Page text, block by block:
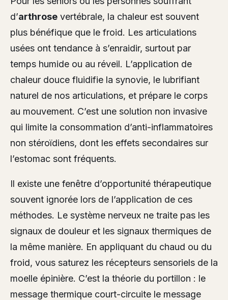
d’arthrose vertébrale, la chaleur est souvent
plus bénéfique que le froid. Les articulations
usées ont tendance à s’enraidir, surtout par
temps humide ou au réveil. L’application de
chaleur douce fluidifie la synovie, le lubrifiant
naturel de nos articulations, et prépare le corps
au mouvement. C’est une solution non invasive
qui limite la consommation d’anti-inflammatoires
non stéroïdiens, dont les effets secondaires sur
l’estomac sont fréquents.
Il existe une fenêtre d’opportunité thérapeutique
souvent ignorée lors de l’application de ces
méthodes. Le système nerveux ne traite pas les
signaux de douleur et les signaux thermiques de
la même manière. En appliquant du chaud ou du
froid, vous saturez les récepteurs sensoriels de la
moelle épinière. C’est la théorie du portillon : le
message thermique court-circuite le message